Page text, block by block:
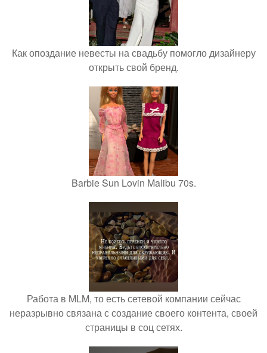
Как опоздание невесты на свадьбу помогло дизайнеру
открыть свой бренд.
Barbie Sun Lovin Malibu 70s.
Работа в MLM, то есть сетевой компании сейчас
неразрывно связана с создание своего контента, своей
страницы в соц сетях.